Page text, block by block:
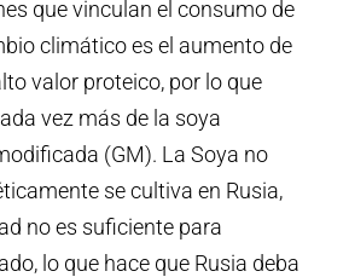
que vinculan el consumo de
climático es el aumento de
valor proteico, por lo que
vez más de la soya
(GM). La Soya no
se cultiva en Rusia,
no es suficiente para
lo que hace que Rusia deba